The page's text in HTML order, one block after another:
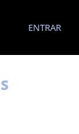
ENTRAR